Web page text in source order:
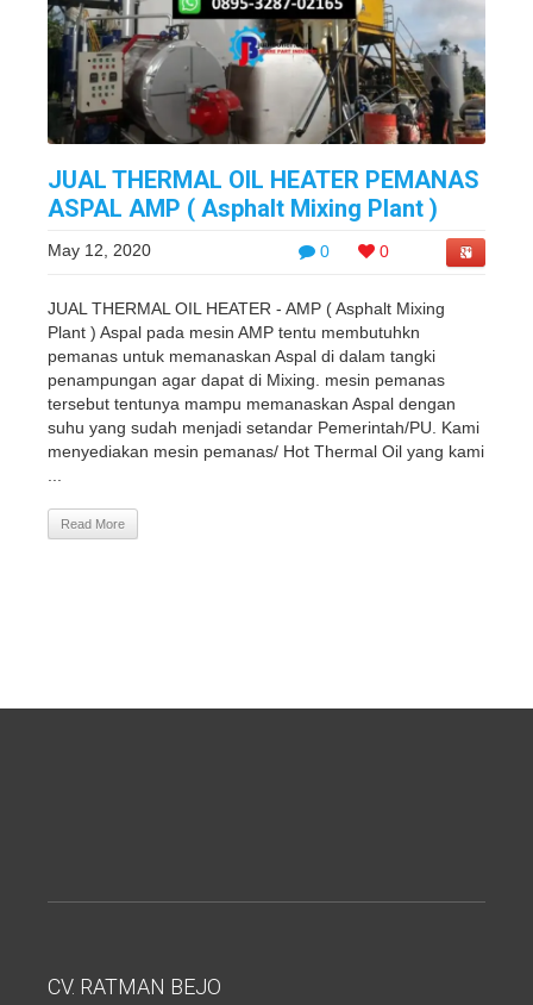
JUAL THERMAL OIL HEATER PEMANAS
ASPAL AMP ( Asphalt Mixing Plant )
0 0
May 12, 2020
JUAL THERMAL OIL HEATER - AMP ( Asphalt Mixing
Plant ) Aspal pada mesin AMP tentu membutuhkn
pemanas untuk memanaskan Aspal di dalam tangki
penampungan agar dapat di Mixing. mesin pemanas
tersebut tentunya mampu memanaskan Aspal dengan
suhu yang sudah menjadi setandar Pemerintah/PU. Kami
menyediakan mesin pemanas/ Hot Thermal Oil yang kami
Read More
CV. RATMAN BEJO